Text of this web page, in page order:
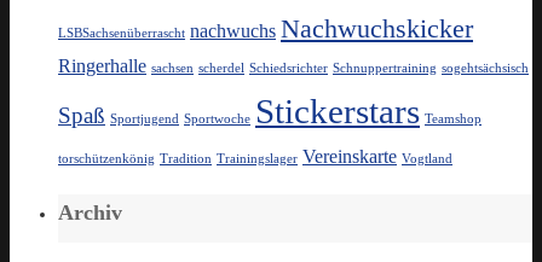
LSBSachsenüberrascht nachwuchs Nachwuchskicker
Ringerhalle sachsen scherdel Schiedsrichter Schnuppertraining sogehtsächsisch
Spaß Sportjugend Sportwoche Stickerstars Teamshop
torschützenkönig Tradition Trainingslager Vereinskarte Vogtland
Archiv